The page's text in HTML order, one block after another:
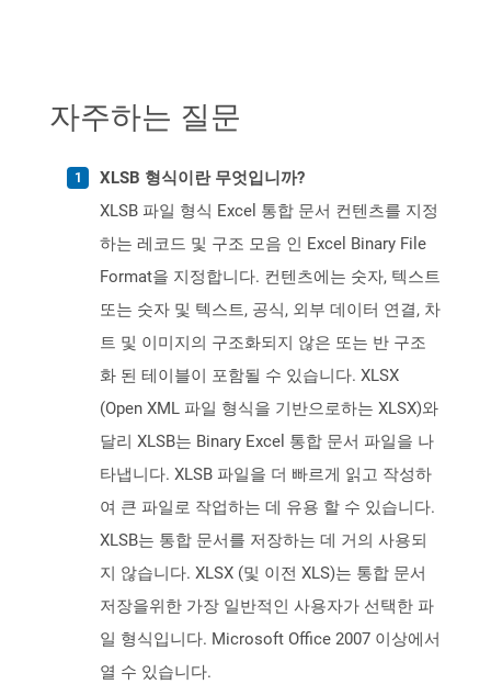
자주하는 질문
XLSB 형식이란 무엇입니까?
XLSB 파일 형식 Excel 통합 문서 컨텐츠를 지정
하는 레코드 및 구조 모음 인 Excel Binary File
Format을 지정합니다. 컨텐츠에는 숫자, 텍스트
또는 숫자 및 텍스트, 공식, 외부 데이터 연결, 차
트 및 이미지의 구조화되지 않은 또는 반 구조
화 된 테이블이 포함될 수 있습니다. XLSX
(Open XML 파일 형식을 기반으로하는 XLSX)와
달리 XLSB는 Binary Excel 통합 문서 파일을 나
타냅니다. XLSB 파일을 더 빠르게 읽고 작성하
여 큰 파일로 작업하는 데 유용 할 수 있습니다.
XLSB는 통합 문서를 저장하는 데 거의 사용되
지 않습니다. XLSX (및 이전 XLS)는 통합 문서
저장을위한 가장 일반적인 사용자가 선택한 파
일 형식입니다. Microsoft Office 2007 이상에서
열 수 있습니다.